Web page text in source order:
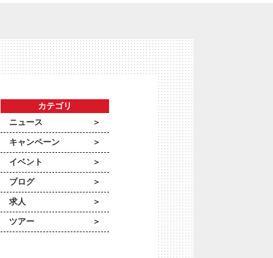
カテゴリ
ニュース
キャンペーン
イベント
ブログ
求人
ツアー